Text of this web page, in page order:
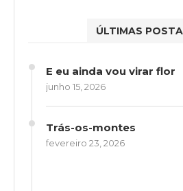
ÚLTIMAS
E eu ainda vou virar flor
junho 15, 2026
Trás-os-montes
fevereiro 23, 2026